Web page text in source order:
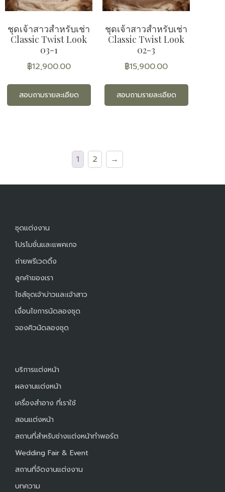
ชุดเจ้าสาวสำหรับเช่า
Classic Twist Look
03-1
฿12,900.00
สอบถามรายละเอียด
ชุดเจ้าสาวสำหรับเช่า
Classic Twist Look
02-3
฿15,900.00
สอบถามรายละเอียด
1 2 →
ชุดแต่งงาน
โปรโมชั่นและแพคเกจ
ถ่ายพรีเวดดิ้ง
ลูกค้าของเรา
ไซส์ชุดเจ้าบ่าวและเจ้าสาว
เงื่อนไขการนัดลองชุด
จองคิวนัดลองชุด
บริการแต่งหน้า
ผลงานแต่งหน้า
เครื่องสำอาง ที่เราใช้
สอนแต่งหน้า
สถานที่สำหรับช่างแต่งหน้าทำพอร์ต
Wedding Fair & Event
สถานที่จัดงานแต่งงาน
บทความ